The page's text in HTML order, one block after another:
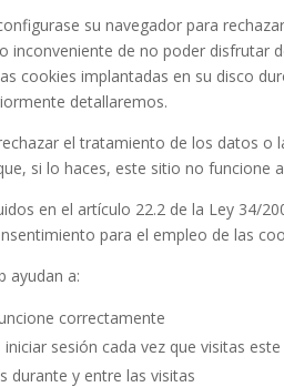
su navegador para
inconveniente de no poder disfrutar
cookies implantadas en su disco
detallaremos.
el tratamiento de los datos
si lo haces, este sitio no funcione
en el artículo 22.2 de la Ley 34/
para el empleo de las
ayudan a:
correctamente
sesión cada vez que visitas
durante y entre las visitas